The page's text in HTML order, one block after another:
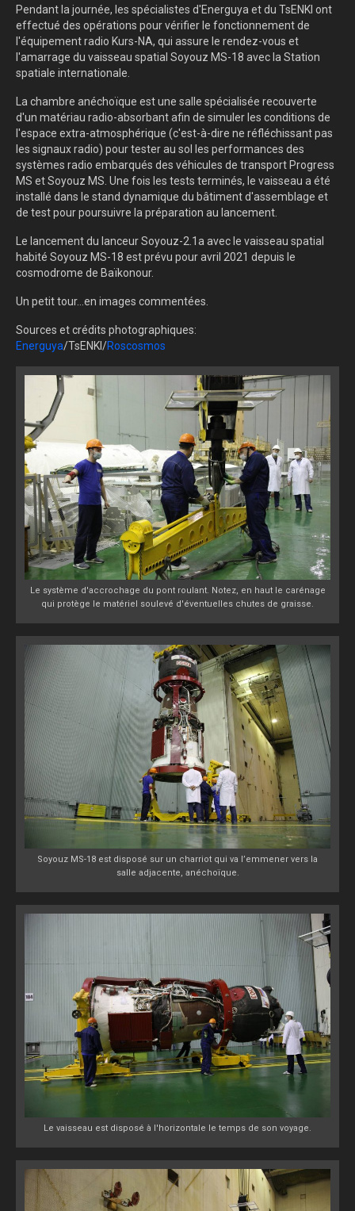
Pendant la journée, les spécialistes d'Energuya et du TsENKI ont
effectué des opérations pour vérifier le fonctionnement de
l'équipement radio Kurs-NA, qui assure le rendez-vous et
l'amarrage du vaisseau spatial Soyouz MS-18 avec la Station
spatiale internationale.
La chambre anéchoïque est une salle spécialisée recouverte
d'un matériau radio-absorbant afin de simuler les conditions de
l'espace extra-atmosphérique (c'est-à-dire ne réfléchissant pas
les signaux radio) pour tester au sol les performances des
systèmes radio embarqués des véhicules de transport Progress
MS et Soyouz MS. Une fois les tests terminés, le vaisseau a été
installé dans le stand dynamique du bâtiment d'assemblage et
de test pour poursuivre la préparation au lancement.
Le lancement du lanceur Soyouz-2.1a avec le vaisseau spatial
habité Soyouz MS-18 est prévu pour avril 2021 depuis le
cosmodrome de Baïkonour.
Un petit tour...en images commentées.
Sources et crédits photographiques:
Energuya/TsENKI/Roscosmos
Le système d'accrochage du pont roulant. Notez, en haut le carénage
qui protège le matériel soulevé d'éventuelles chutes de graisse.
Soyouz MS-18 est disposé sur un charriot qui va l’emmener vers la
salle adjacente, anéchoïque.
Le vaisseau est disposé à l'horizontale le temps de son voyage.